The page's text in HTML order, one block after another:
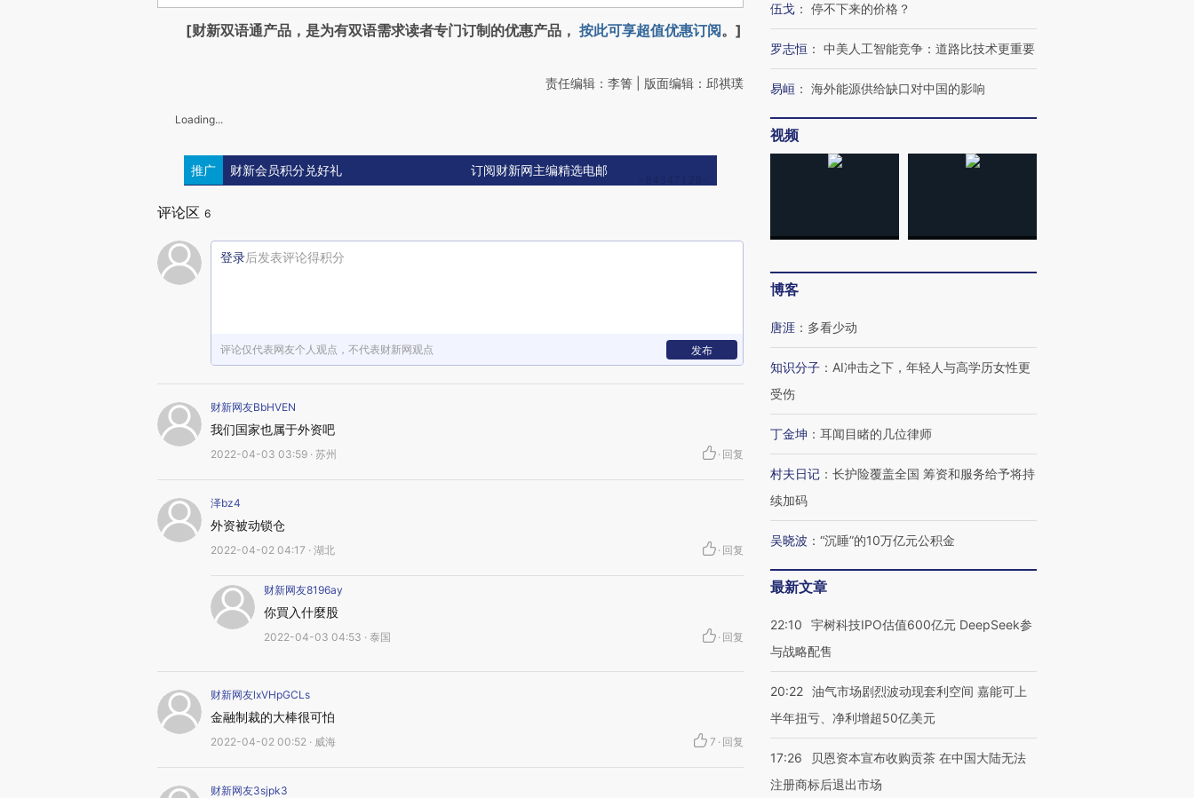
[财新双语通产品，是为有双语需求读者专门订制的优惠产品， 按此可享超值优惠订阅。]
责任编辑：李箐 | 版面编辑：邱祺璞
Loading...
推广 财新会员积分兑好礼 订阅财新网主编精选电邮
评论区 6
登录后发表评论得积分
评论仅代表网友个人观点，不代表财新网观点 发布
财新网友BbHVEN
我们国家也属于外资吧
2022-04-03 03:59 · 苏州 · 回复
泽bz4
外资被动锁仓
2022-04-02 04:17 · 湖北 · 回复
财新网友8196ay
你買入什麼股
2022-04-03 04:53 · 泰国 · 回复
财新网友lxVHpGCLs
金融制裁的大棒很可怕
2022-04-02 00:52 · 威海 7 · 回复
财新网友3sjpk3
伍戈 ： 停不下来的价格？
罗志恒 ： 中美人工智能竞争：道路比技术更重要
易峘 ： 海外能源供给缺口对中国的影响
视频
博客
唐涯 ： 多看少动
知识分子 ： AI冲击之下，年轻人与高学历女性更
受伤
丁金坤 ： 耳闻目睹的几位律师
村夫日记 ： 长护险覆盖全国 筹资和服务给予将持
续加码
吴晓波 ： “沉睡”的10万亿元公积金
最新文章
22:10
宇树科技IPO估值600亿元 DeepSeek参
与战略配售
20:22 油气市场剧烈波动现套利空间 嘉能可上
半年扭亏、净利增超50亿美元
17:26
贝恩资本宣布收购贡茶 在中国大陆无法
注册商标后退出市场